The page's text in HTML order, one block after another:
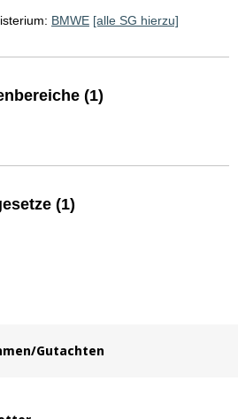
BMWE [alle SG hierzu]
(1)
(1)
Gutachten